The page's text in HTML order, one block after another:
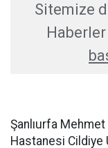
Sitemize
Haberler
Şanlıurfa
Hastanesi Cildiye